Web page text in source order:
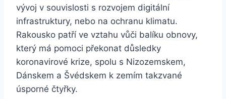
vývoj v souvislosti s rozvojem digitální
infrastruktury, nebo na ochranu klimatu.
Rakousko patří ve vztahu vůči balíku obnovy,
který má pomoci překonat důsledky
koronavirové krize, spolu s Nizozemskem,
Dánskem a Švédskem k zemím takzvané
úsporné čtyřky.